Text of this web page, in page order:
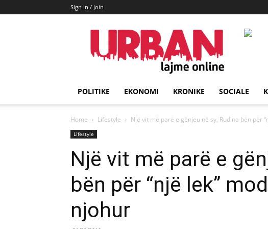
Sign in / Join
URBAN
Lajme
POLITIKE EKONOMI KRONIKE SOCIALE
Home Lifestyle Një vit më parë e gënjeu në sy, Rudina bën për
Lifestyle
Një vit më parë e
bën për “një lek”
njohur